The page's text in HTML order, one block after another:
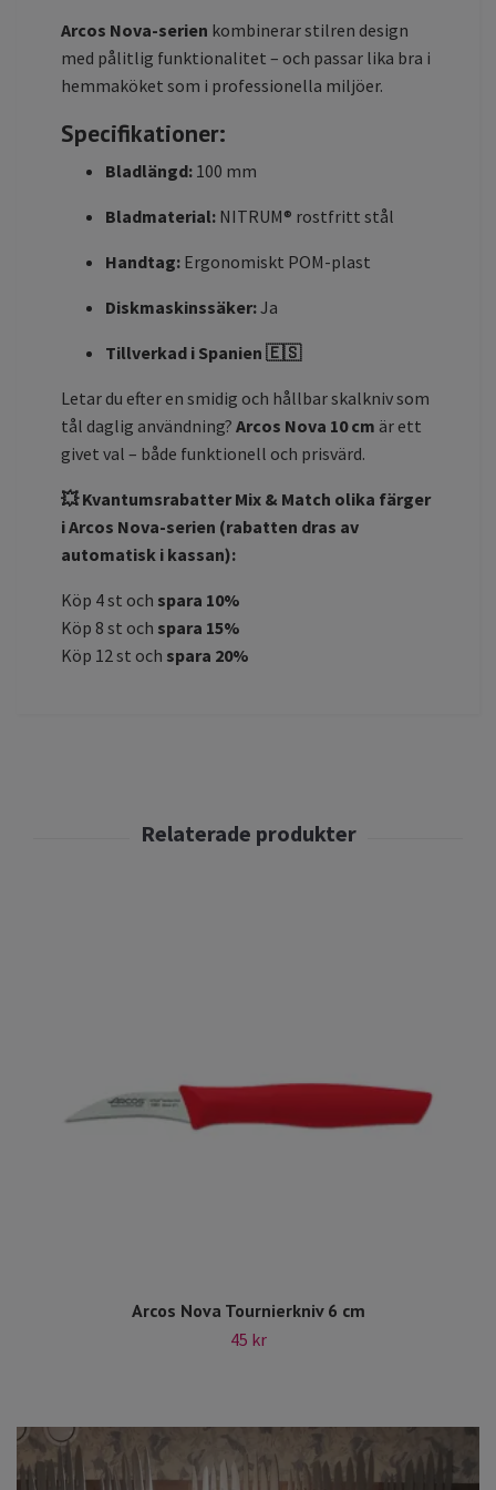
Arcos Nova-serien kombinerar stilren design
med pålitlig funktionalitet – och passar lika bra i
hemmaköket som i professionella miljöer.
Specifikationer:
Bladlängd: 100 mm
Bladmaterial: NITRUM® rostfritt stål
Handtag: Ergonomiskt POM-plast
Diskmaskinssäker:Ja
Tillverkad i Spanien 🇪🇸
Letar du efter en smidig och hållbar skalkniv som
tål daglig användning? Arcos Nova 10 cm är ett
givet val – både funktionell och prisvärd.
💥 Kvantumsrabatter Mix & Match olika färger
i Arcos Nova-serien (rabatten dras av
automatisk i kassan):
Köp 4 st och spara 10%
Köp 8 st och spara 15%
Köp 12 st och spara 20%
Arcos Nova Tournierkniv 6 cm
45 kr